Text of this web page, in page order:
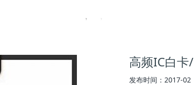
高频IC白卡
发布时间：2017-02